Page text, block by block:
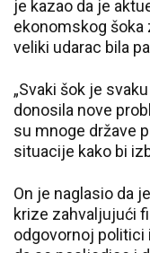
je kazao da je
ekonomskog šoka
veliki udarac bila
„Svaki šok je
donosila nove
su mnoge države
situacije kako bi
On je naglasio da
krize zahvaljujući
odgovornoj politici